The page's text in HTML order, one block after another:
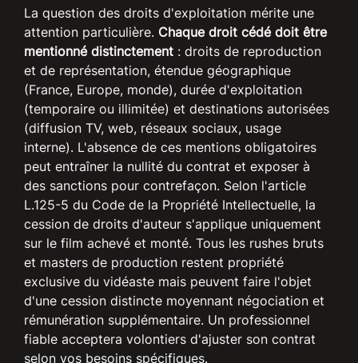
La question des droits d'exploitation mérite une
attention particulière. Chaque droit cédé doit être
mentionné distinctement: droits de reproduction
et de représentation, étendue géographique
(France, Europe, monde), durée d'exploitation
(temporaire ou illimitée) et destinations autorisées
(diffusion TV, web, réseaux sociaux, usage
interne). L'absence de ces mentions obligatoires
peut entraîner la nullité du contrat et exposer à
des sanctions pour contrefaçon. Selon l'article
L.125-5 du Code de la Propriété Intellectuelle, la
cession de droits d'auteur s'applique uniquement
sur le film achevé et monté. Tous les rushes bruts
et masters de production restent propriété
exclusive du vidéaste mais peuvent faire l'objet
d'une cession distincte moyennant négociation et
rémunération supplémentaire. Un professionnel
fiable acceptera volontiers d'ajuster son contrat
selon vos besoins spécifiques.